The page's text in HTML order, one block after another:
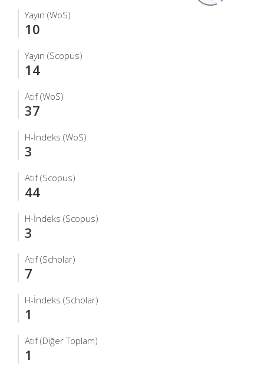
Yayın (WoS)
10
Yayın (Scopus)
14
Atıf (WoS)
37
H-İndeks (WoS)
3
Atıf (Scopus)
44
H-İndeks (Scopus)
3
Atıf (Scholar)
7
H-İndeks (Scholar)
1
Atıf (Diğer Toplam)
1